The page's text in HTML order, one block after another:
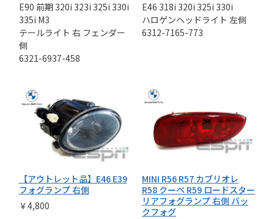
E90 前期 320i 323i 325i 330i
335i M3
テールライト 右 フェンダー
側
6321-6937-458
E46 318i 320i 325i 330i
ハロゲンヘッドライト 左側
6312-7165-773
【アウトレット品】E46 E39
フォグランプ 右側
￥4,800
MINI R56 R57 カブリオレ
R58 クーペ R59 ロードスター
リアフォグランプ 右側 バッ
クフォグ